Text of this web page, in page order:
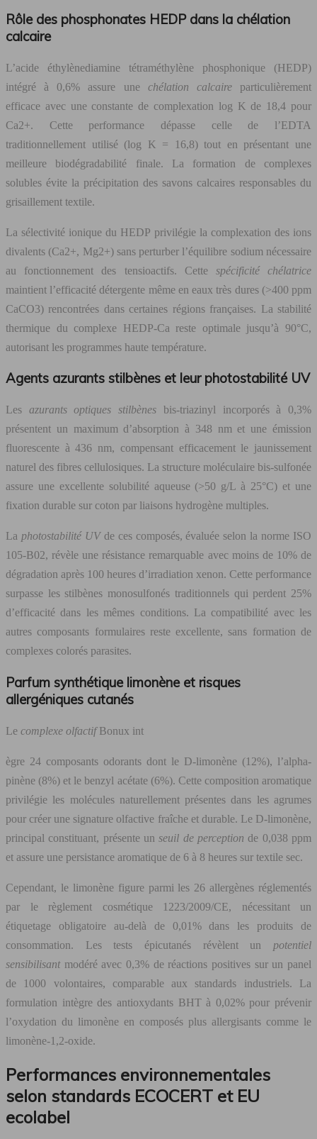
Rôle des phosphonates HEDP dans la chélation
calcaire
L’acide éthylènediamine tétraméthylène phosphonique (HEDP)
intégré à 0,6% assure une chélation calcaire particulièrement
efficace avec une constante de complexation log K de 18,4 pour
Ca2+. Cette performance dépasse celle de l’EDTA
traditionnellement utilisé (log K = 16,8) tout en présentant une
meilleure biodégradabilité finale. La formation de complexes
solubles évite la précipitation des savons calcaires responsables du
grisaillement textile.
La sélectivité ionique du HEDP privilégie la complexation des ions
divalents (Ca2+, Mg2+) sans perturber l’équilibre sodium nécessaire
au fonctionnement des tensioactifs. Cette spécificité chélatrice
maintient l’efficacité détergente même en eaux très dures (>400 ppm
CaCO3) rencontrées dans certaines régions françaises. La stabilité
thermique du complexe HEDP-Ca reste optimale jusqu’à 90°C,
autorisant les programmes haute température.
Agents azurants stilbènes et leur photostabilité UV
Les azurants optiques stilbènes bis-triazinyl incorporés à 0,3%
présentent un maximum d’absorption à 348 nm et une émission
fluorescente à 436 nm, compensant efficacement le jaunissement
naturel des fibres cellulosiques. La structure moléculaire bis-sulfonée
assure une excellente solubilité aqueuse (>50 g/L à 25°C) et une
fixation durable sur coton par liaisons hydrogène multiples.
La photostabilité UV de ces composés, évaluée selon la norme ISO
105-B02, révèle une résistance remarquable avec moins de 10% de
dégradation après 100 heures d’irradiation xenon. Cette performance
surpasse les stilbènes monosulfonés traditionnels qui perdent 25%
d’efficacité dans les mêmes conditions. La compatibilité avec les
autres composants formulaires reste excellente, sans formation de
complexes colorés parasites.
Parfum synthétique limonène et risques
allergéniques cutanés
Le complexe olfactifBonux int
ègre 24 composants odorants dont le D-limonène (12%), l’alpha-
pinène (8%) et le benzyl acétate (6%). Cette composition aromatique
privilégie les molécules naturellement présentes dans les agrumes
pour créer une signature olfactive fraîche et durable. Le D-limonène,
principal constituant, présente unseuil de perception de 0,038 ppm
et assure une persistance aromatique de 6 à 8 heures sur textile sec.
Cependant, le limonène figure parmi les 26 allergènes réglementés
par le règlement cosmétique 1223/2009/CE, nécessitant un
étiquetage obligatoire au-delà de 0,01% dans les produits de
consommation. Les tests épicutanés révèlent un potentiel
sensibilisantmodéré avec 0,3% de réactions positives sur un panel
de 1000 volontaires, comparable aux standards industriels. La
formulation intègre des antioxydants BHT à 0,02% pour prévenir
l’oxydation du limonène en composés plus allergisants comme le
limonène-1,2-oxide.
Performances environnementales
selon standards ECOCERT et EU
ecolabel